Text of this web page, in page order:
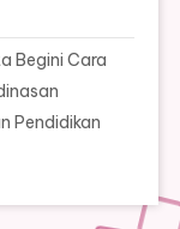
Begini Cara
Pendidikan